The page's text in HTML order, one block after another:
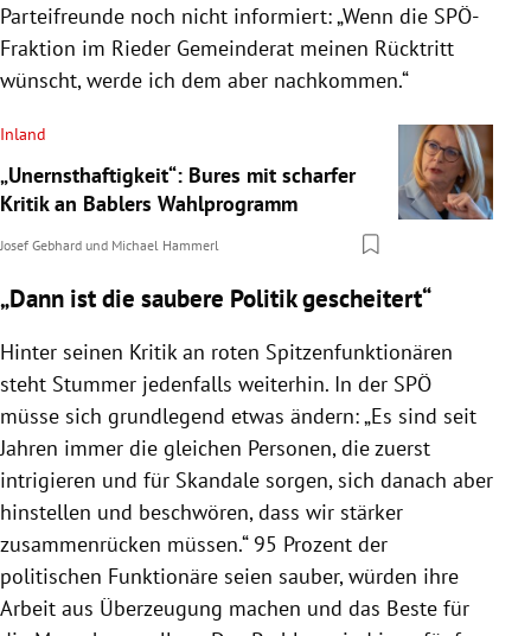
Parteifreunde noch nicht informiert: „Wenn die SPÖ-
Fraktion im Rieder Gemeinderat meinen Rücktritt
wünscht, werde ich dem aber nachkommen.“
Inland
„Unernsthaftigkeit“: Bures mit scharfer
Kritik an Bablers Wahlprogramm
Josef Gebhard und Michael Hammerl
„Dann ist die saubere Politik gescheitert“
Hinter seinen Kritik an roten Spitzenfunktionären
steht Stummer jedenfalls weiterhin. In der SPÖ
müsse sich grundlegend etwas ändern: „Es sind seit
Jahren immer die gleichen Personen, die zuerst
intrigieren und für Skandale sorgen, sich danach aber
hinstellen und beschwören, dass wir stärker
zusammenrücken müssen.“ 95 Prozent der
politischen Funktionäre seien sauber, würden ihre
Arbeit aus Überzeugung machen und das Beste für